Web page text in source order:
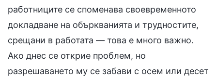
работниците се споменава своевременното
докладване на объркванията и трудностите,
срещани в работата — това е много важно.
Ако днес се открие проблем, но
разрешаването му се забави с осем или десет